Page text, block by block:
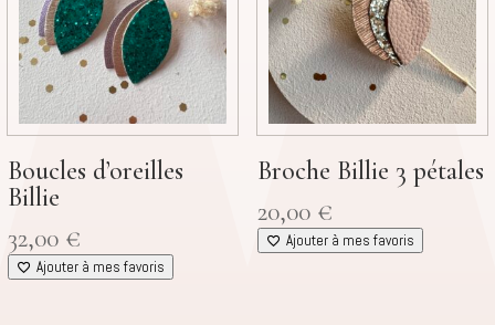
Boucles d’oreilles
Billie
32,00 €
Ajouter à mes favoris
Broche Billie 3 pétales
20,00 €
Ajouter à mes favoris